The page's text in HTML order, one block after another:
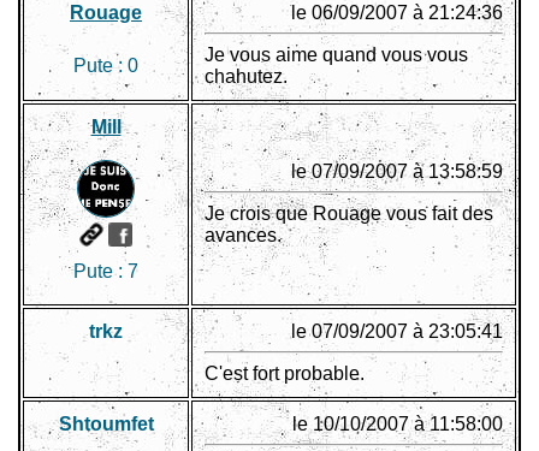
Rouage
Pute : 0
le 06/09/2007 à 21:24:36
Je vous aime quand vous vous
chahutez.
Mill
Pute : 7
le 07/09/2007 à 13:58:59
Je crois que Rouage vous fait des
avances.
trkz le 07/09/2007 à 23:05:41
C'est fort probable.
Shtoumfet le 10/10/2007 à 11:58:00